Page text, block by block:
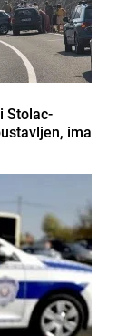
Stolac-
ima